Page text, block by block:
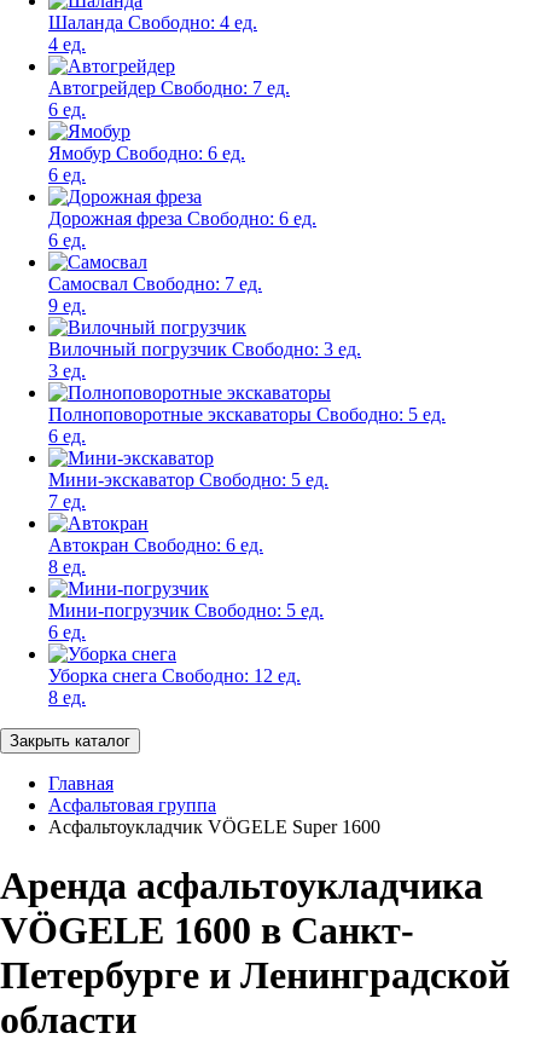
Шаланда Свободно: 4 ед.
4 ед.
Автогрейдер Свободно: 7 ед.
6 ед.
Ямобур Свободно: 6 ед.
6 ед.
Дорожная фреза Свободно: 6 ед.
6 ед.
Самосвал Свободно: 7 ед.
9 ед.
Вилочный погрузчик Свободно: 3 ед.
3 ед.
Полноповоротные экскаваторы Свободно: 5 ед.
6 ед.
Мини-экскаватор Свободно: 5 ед.
7 ед.
Автокран Свободно: 6 ед.
8 ед.
Мини-погрузчик Свободно: 5 ед.
6 ед.
Уборка снега Свободно: 12 ед.
8 ед.
Закрыть каталог
Главная
Асфальтовая группа
Асфальтоукладчик VÖGELE Super 1600
Аренда асфальтоукладчика
VÖGELE 1600 в Санкт-
Петербурге и Ленинградской
области